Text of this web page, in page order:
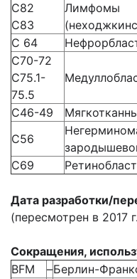
С82
С83
Лимфомы
С 64
С70-72
С75.1-
75.5
C46-49
С56
C69
Дата разработки/
(пересмотрен в 2017
Сокращения,
BFM
–Берлин-